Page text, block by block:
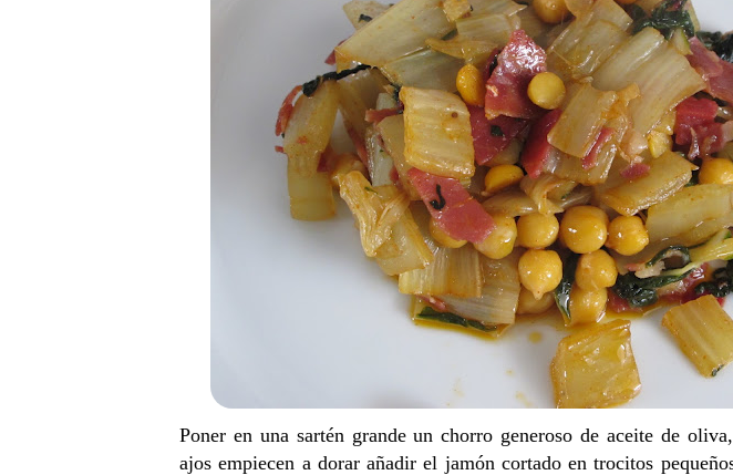
Poner en una sartén grande un chorro generoso de aceite de
ajos empiecen a dorar añadir el jamón cortado en trocitos